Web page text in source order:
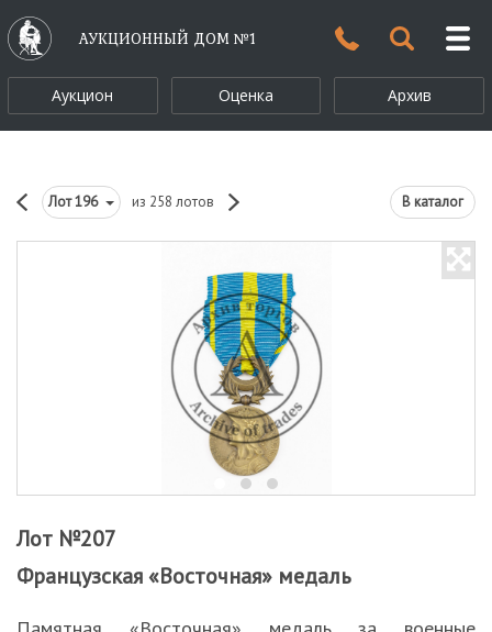
АУКЦИОННЫЙ ДОМ №1
Аукцион Оценка Архив
Лот196 из 258 лотов В каталог
Лот №207
Французская «Восточная» медаль